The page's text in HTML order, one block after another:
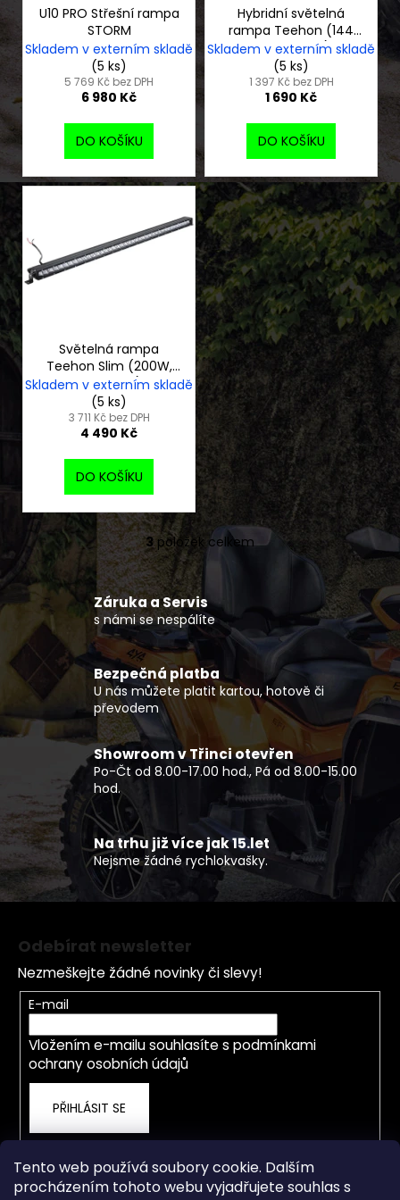
Tento web používá soubory cookie. Dalším
procházením tohoto webu vyjadřujete souhlas s
d
k
t
ů
U10 PRO Střešní rampa
STORM
Skladem v externím skladě
(5 ks)
5 769 Kč bez DPH
6 980 Kč
DO KOŠÍKU
Hybridní světelná
rampa Teehon (144
W, 376 mm)
Skladem v externím skladě
(5 ks)
1 397 Kč bez DPH
1 690 Kč
DO KOŠÍKU
Světelná rampa
Teehon Slim (200W,
1048 mm)
Skladem v externím skladě
(5 ks)
3 711 Kč bez DPH
4 490 Kč
DO KOŠÍKU
O
v
l
á
d
c
í
p
r
v
k
v
ý
p
i
3 položek celkem
Záruka a Servis
s námi se nespálíte
Bezpečná platba
U nás můžete platit kartou, hotově či
převodem
Showroom v Třinci otevřen
Po-Čt od 8.00-17.00 hod., Pá od 8.00-15.00
hod.
Na trhu již více jak 15.let
Nejsme žádné rychlokvašky.
u
j
e
m
e
KAYO
990
Kč
Odebírat newsletter
Nezmeškejte žádné novinky či slevy!
E-mail
Vložením e-mailu souhlasíte s podmínkami
ochrany osobních údajů
PŘIHLÁSIT SE